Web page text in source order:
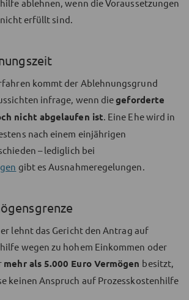
ablehnen, wenn die Voraussetzungen
erfüllt sind.
kommt der Ablehnungsgrund
infrage, wenn diegeforderte
nicht abgelaufen ist. Eine Ehe wird in
nach einem einjährigen
– lediglich bei
gibt es Ausnahmeregelungen.
lehnt das Gericht den Antrag auf
wegen zu hohem Einkommen oder
mehr als 5.000 Euro Vermögen besitzt,
keinen Anspruch auf Prozesskostenhilfe